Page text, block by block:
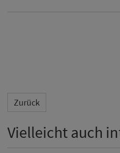
Zurück
Vielleicht auch